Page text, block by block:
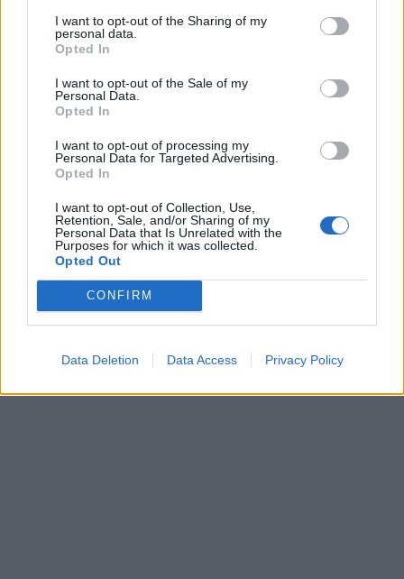
I want to opt-out of the Sharing of my
personal data.
Opted In
I want to opt-out of the Sale of my
Personal Data.
Opted In
I want to opt-out of processing my
Personal Data for Targeted Advertising.
Opted In
I want to opt-out of Collection, Use,
Retention, Sale, and/or Sharing of my
Personal Data that Is Unrelated with the
Purposes for which it was collected.
Opted Out
CONFIRM
Data Deletion Data Access Privacy Policy
κατάφερε περίφημα καιέκανε έναν μικρό
χαμό. Τρέλα για τον γάμο σε τηλεόραση, social,
ακόμα και ράδιο. Είναι γνωστό πως είμαστε για
τα πανηγύρια,απλά εδώ το τερματίσαμε